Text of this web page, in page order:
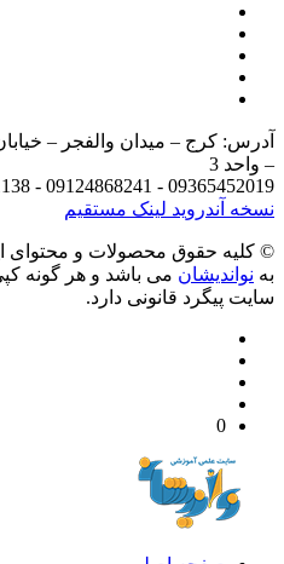
3
09365452019 - 09124868241 -
آندرویدلینک مستقیم
حقوق محصولات و محتوای اين
می باشد و هر گونه کپی
پیگرد قانونی دارد.